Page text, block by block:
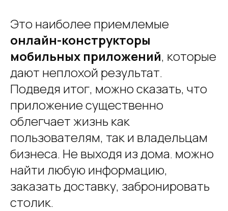
Это наиболее приемлемые
онлайн-конструкторы
мобильных приложений, которые
дают неплохой результат.
Подведя итог, можно сказать, что
приложение существенно
облегчает жизнь как
пользователям, так и владельцам
бизнеса. Не выходя из дома. можно
найти любую информацию,
заказать доставку, забронировать
столик.